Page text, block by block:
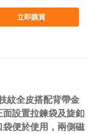
立即購買
紋全皮搭配背帶金
設置拉鍊袋及旋釦
便於使用，兩側磁